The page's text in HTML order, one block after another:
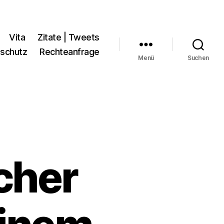
Vita
Zitate | Tweets
Rechteanfrage
Menü Suchen